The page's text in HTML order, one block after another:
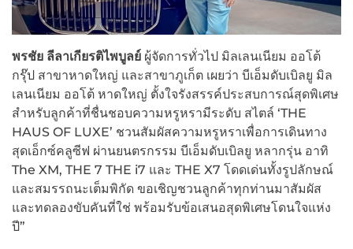
พรชัย ลีลาเกียรติไพบูลย์ ผู้จัดการทั่วไป มิลเลนเนียม ออโต้
กรุ๊ป สาขาหาดใหญ่ และสาขาภูเก็ต เผยว่า บีเอ็มดับเบิลยู มิล
เลนเนียม ออโต้ หาดใหญ่ ตั้งใจรังสรรค์ประสบการณ์สุดพิเศษ
สำหรับลูกค้าที่ชื่นชอบความหรูหรามีระดับ สไตล์ ‘THE
HAUS OF LUXE’ ชวนสัมผัสความหรูหราเพื่อการเดินทาง
สุดเอ็กซ์คลูซีฟ ผ่านยนตรกรรม บีเอ็มดับเบิลยู หลากรุ่น อาทิ
The XM, THE 7 THE i7 และ THE X7 โดดเด่นทั้งรูปลักษณ์
และสมรรถนะเต็มพิกัด ขอเชิญชวนลูกค้าทุกท่านมาสัมผัส
และทดลองขับคันที่ใช่ พร้อมรับข้อเสนอสุดพิเศษโดนใจแห่ง
ปี”